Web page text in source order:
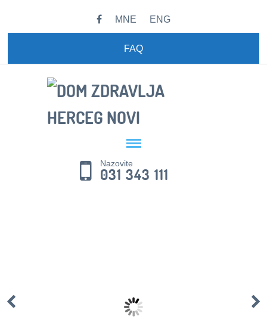
MNE ENG
FAQ
Nazovite
031 343 111
DOMA ZDRAVLJA
HERCEG NOVI